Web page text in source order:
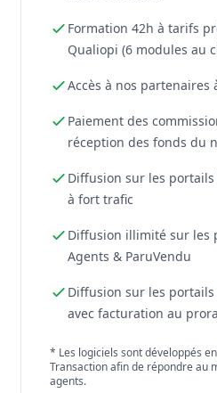
Formation 42h à tarifs
Qualiopi (6 modules au
Accès à nos partenaires
Paiement des
réception des fonds du
Diffusion sur les
à fort trafic
Diffusion illimité sur les
Agents & ParuVendu
Diffusion sur les
avec facturation au
* Les logiciels sont développés
Transaction afin de répondre au
agents.